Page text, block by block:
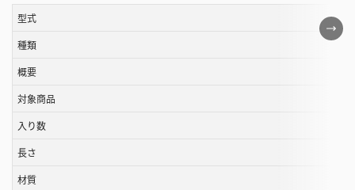
こ
の
型式
種類
概要
対象商品
入り数
長さ
材質